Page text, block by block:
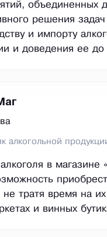
объединенных
решения
и импорту
и доведения ее до
алкогольной
алкоголя в магазине
не тратя время на
и винных